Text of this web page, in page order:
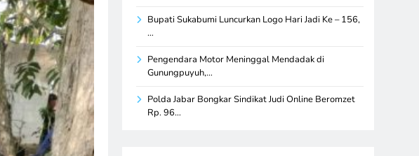
Bupati Sukabumi Luncurkan Logo Hari Jadi Ke – 156,
…
Pengendara Motor Meninggal Mendadak di
Gunungpuyuh,…
Polda Jabar Bongkar Sindikat Judi Online Beromzet
Rp. 96…